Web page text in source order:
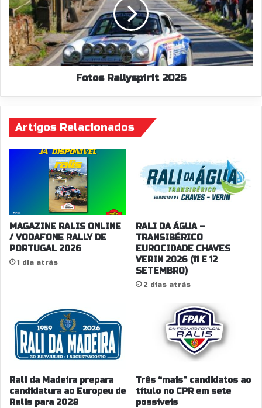
Fotos Rallyspirit 2026
Artigos Relacionados
MAGAZINE RALIS ONLINE
/ VODAFONE RALLY DE
PORTUGAL 2026
1 dia atrás
RALI DA ÁGUA –
TRANSIBÉRICO
EUROCIDADE CHAVES
VERIN 2026 (11 E 12
SETEMBRO)
2 dias atrás
Rali da Madeira prepara
candidatura ao Europeu de
Ralis para 2028
Três “mais” candidatos ao
título no CPR em sete
possíveis